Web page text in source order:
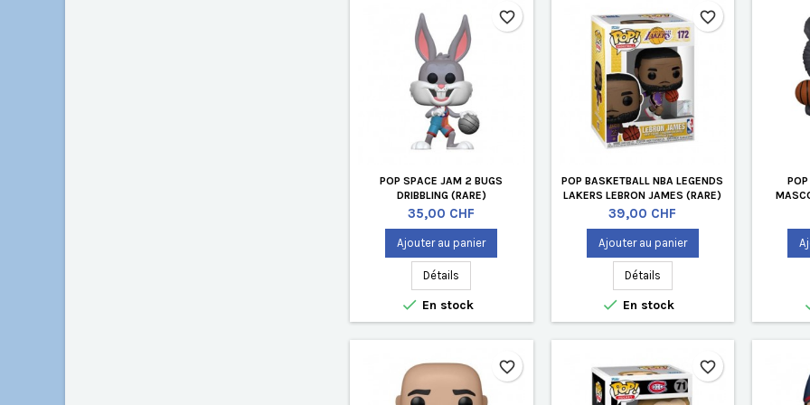
POP SPACE JAM 2 BUGS
DRIBBLING (RARE)
Prix
35,00 CHF
Ajouter au panier
Détails
 En stock
favorite_border
POP BASKETBALL NBA LEGENDS
LAKERS LEBRON JAMES (RARE)
Prix
39,00 CHF
Ajouter au panier
Détails
 En stock
favorite_border
favorite_border favorite_border